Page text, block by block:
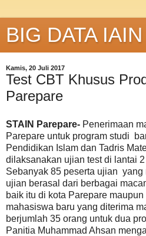
BIG DATA
Kamis, 20 Juli 2017
Test CBT Khusus
Parepare
STAIN Parepare- Penerimaan
Parepare untuk program studi
Pendidikan Islam dan Tadris
dilaksanakan ujian test di lantai
Sebanyak 85 peserta ujian yang
ujian berasal dari berbagai
baik itu di kota Parepare
mahasiswa baru yang diterima
berjumlah 35 orang untuk dua
Panitia Muhammad Ahsan